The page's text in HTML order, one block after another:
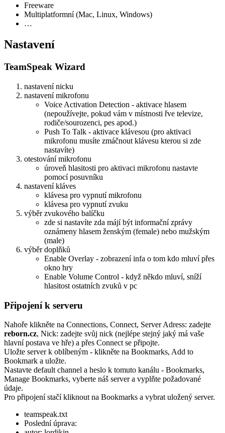
Freeware
Multiplatformní (Mac, Linux, Windows)
…
Nastavení
TeamSpeak Wizard
nastavení nicku
nastavení mikrofonu
Voice Activation Detection - aktivace hlasem
(nepoužívejte, pokud vám v místnosti řve televize,
rodiče/sourozenci, pes apod.)
Push To Talk - aktivace klávesou (pro aktivaci
mikrofonu musíte zmáčnout klávesu kterou si zde
nastavíte)
otestování mikrofonu
úroveň hlasitosti pro aktivaci mikrofonu nastavte
pomocí posuvníku
nastavení kláves
klávesa pro vypnutí mikrofonu
klávesa pro vypnutí zvuku
výběr zvukového balíčku
zde si nastavíte zda májí být informační zprávy
oznámeny hlasem ženským (female) nebo mužským
(male)
výběr doplňků
Enable Overlay - zobrazení infa o tom kdo mluví přes
okno hry
Enable Volume Control - když někdo mluví, sníží
hlasitost ostatních zvuků v pc
Připojení k serveru
Nahoře klikněte na Connections, Connect, Server Adress: zadejte
reborn.cz, Nick: zadejte svůj nick (nejlépe stejný jaký má vaše
hlavní postava ve hře) a přes Connect se připojte.
Uložte server k oblíbeným - klikněte na Bookmarks, Add to
Bookmark a uložte.
Nastavte default channel a heslo k tomuto kanálu - Bookmarks,
Manage Bookmarks, vyberte náš server a vyplňte požadované
údaje.
Pro připojení stačí kliknout na Bookmarks a vybrat uložený server.
teamspeak.txt
Poslední úprava: